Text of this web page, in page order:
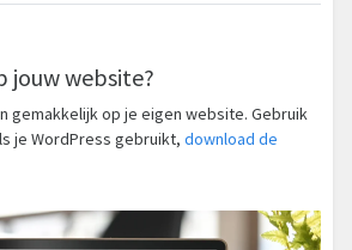
jouw website?
gemakkelijk op je eigen website. Gebruik
je WordPress gebruikt, download de